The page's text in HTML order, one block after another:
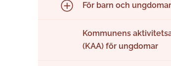
För barn och ungdomar
Kommunens
(KAA) för ungdomar